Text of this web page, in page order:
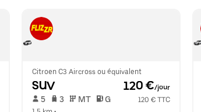
Citroen C3 Aircross ou équivalent
SUV 120 €/jour
5 3 MT G
120 € TTC